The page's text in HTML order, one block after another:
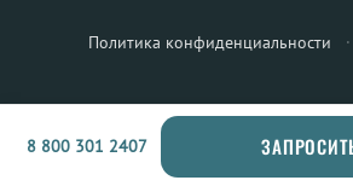
Политика конфиденциальности ·
8 800 301 2407